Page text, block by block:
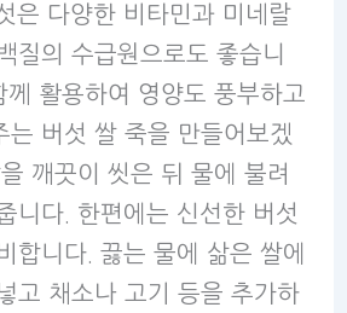
은 다양한 비타민과 미네랄
질의 수급원으로도 좋습니
께 활용하여 영양도 풍부하고
는 버섯 쌀 죽을 만들어보겠
깨끗이 씻은 뒤 물에 불려
니다. 한편에는 신선한 버섯
합니다. 끓는 물에 삶은 쌀에
고 채소나 고기 등을 추가하